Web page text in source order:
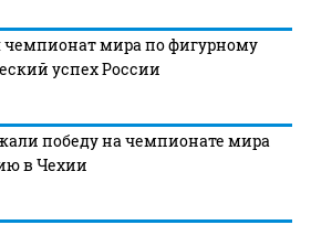
мира по фигурному
успех России
победу на чемпионате мира
в Чехии